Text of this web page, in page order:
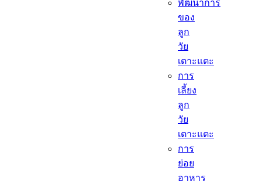
พัฒนาการ
ของ
ลูก
วัย
เตาะแตะ
การ
เลี้ยง
ลูก
วัย
เตาะแตะ
การ
ย่อย
อาหาร